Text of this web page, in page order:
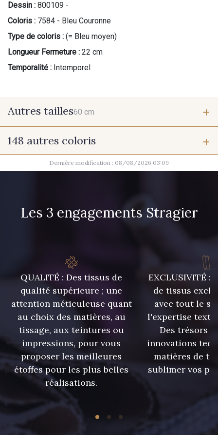
Dessin : 800109 -
Coloris : 7584 - Bleu Couronne
Type de coloris : (= Bleu moyen)
Longueur Fermeture : 22 cm
Temporalité : Intemporel
Autres tailles60 cm
60 cm
148 autres coloris
9975 - Noir Jet 9700 - Noir
9992 - Gris Vetiver
9390 - Gris Mercure 9491 - Gris Silex
9666 - Gris moyen 9685 - Graphite
9905 - Anthracite 9138 - Gris clair
9391 - Gris Bruine
Dernière modification : 08/08/2026 03:09
Les 3 engagements Stragier
QUALITÉ : Des tissus de
qualité supérieure ; une
attention méticuleuse quant
au choix des matières, au
tissage, aux teintures ou
impressions, pour vous
proposer les meilleures
étoffes pour les plus belles
réalisations.
EXCLUSIVITÉ :
de tissus
avec tout le
l'expertise
Des trésors
innovations
matières de
sublimer vos